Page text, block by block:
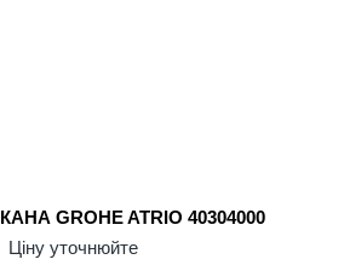
GROHE ATRIO 40304000
Ціну уточнюйте